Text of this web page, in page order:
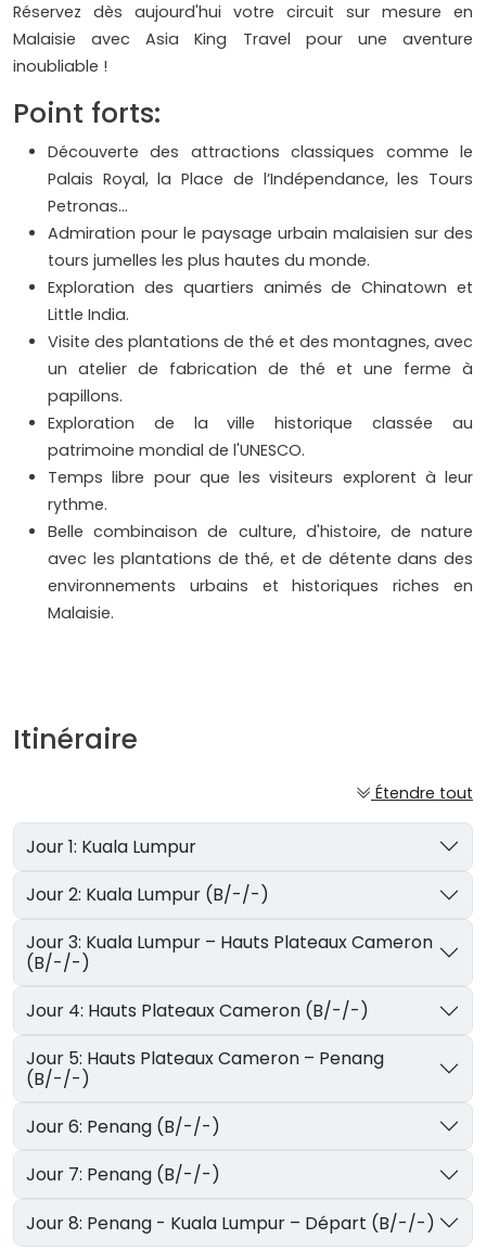
Réservez dès aujourd'hui votre circuit sur mesure en
Malaisie avec Asia King Travel pour une aventure
inoubliable !
Point forts:
Découverte des attractions classiques comme le
Palais Royal, la Place de l’Indépendance, les Tours
Petronas…
Admiration pour le paysage urbain malaisien sur des
tours jumelles les plus hautes du monde.
Exploration des quartiers animés de Chinatown et
Little India.
Visite des plantations de thé et des montagnes, avec
un atelier de fabrication de thé et une ferme à
papillons.
Exploration de la ville historique classée au
patrimoine mondial de l'UNESCO.
Temps libre pour que les visiteurs explorent à leur
rythme.
Belle combinaison de culture, d'histoire, de nature
avec les plantations de thé, et de détente dans des
environnements urbains et historiques riches en
Malaisie.
Itinéraire
Étendre tout
Jour 1: Kuala Lumpur
Jour 2: Kuala Lumpur (B/-/-)
Jour 3: Kuala Lumpur – Hauts Plateaux Cameron
(B/-/-)
Jour 4: Hauts Plateaux Cameron (B/-/-)
Jour 5: Hauts Plateaux Cameron – Penang
(B/-/-)
Jour 6: Penang (B/-/-)
Jour 7: Penang (B/-/-)
Jour 8: Penang - Kuala Lumpur – Départ (B/-/-)